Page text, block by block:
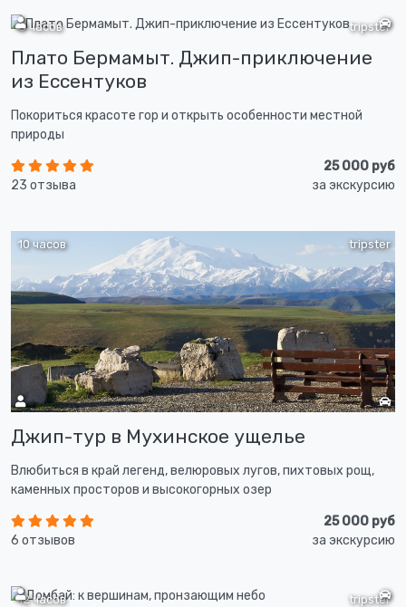
tripster
8 часов
Плато Бермамыт. Джип-приключение
из Ессентуков
Покориться красоте гор и открыть особенности местной
природы
23 отзыва
25 000 руб
за экскурсию
tripster
10 часов
Джип-тур в Мухинское ущелье
Влюбиться в край легенд, велюровых лугов, пихтовых рощ,
каменных просторов и высокогорных озер
6 отзывов
25 000 руб
за экскурсию
tripster
12 часов